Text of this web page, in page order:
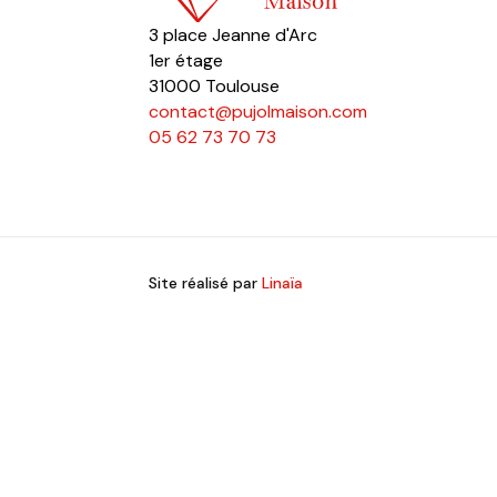
3 place Jeanne d'Arc
1er étage
31000 Toulouse
contact@pujolmaison.com
05 62 73 70 73
Site réalisé parLinaïa